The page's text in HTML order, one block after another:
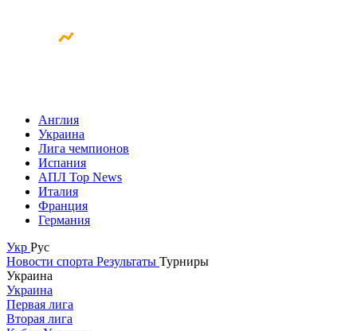
Англия
Украина
Лига чемпионов
Испания
АПЛ Top News
Италия
Франция
Германия
Укр Рус
Новости спорта Результаты Турниры
Украина
Украина
Первая лига
Вторая лига